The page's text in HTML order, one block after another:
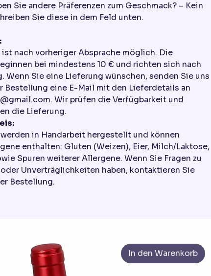
Sie andere Präferenzen zum Geschmack? – Kein
Sie diese in dem Feld unten.
ist nach vorheriger Absprache möglich. Die
bei mindestens 10 € und richten sich nach
Wenn Sie eine Lieferung wünschen, senden Sie uns
Bestellung eine E-Mail mit den Lieferdetails an
Wir prüfen die Verfügbarkeit und
die Lieferung.
in Handarbeit hergestellt und können
enthalten: Gluten (Weizen), Eier, Milch/Laktose,
Spuren weiterer Allergene. Wenn Sie Fragen zu
Unverträglichkeiten haben, kontaktieren Sie
Bestellung.
In den Warenkorb